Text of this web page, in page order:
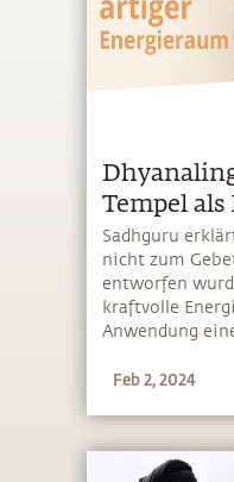
Tempel
Sadhguru
nicht zum
entworfen
kraftvolle
Anwendung
Feb 2, 2024